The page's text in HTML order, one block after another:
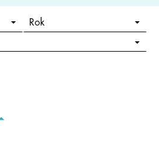
Rok